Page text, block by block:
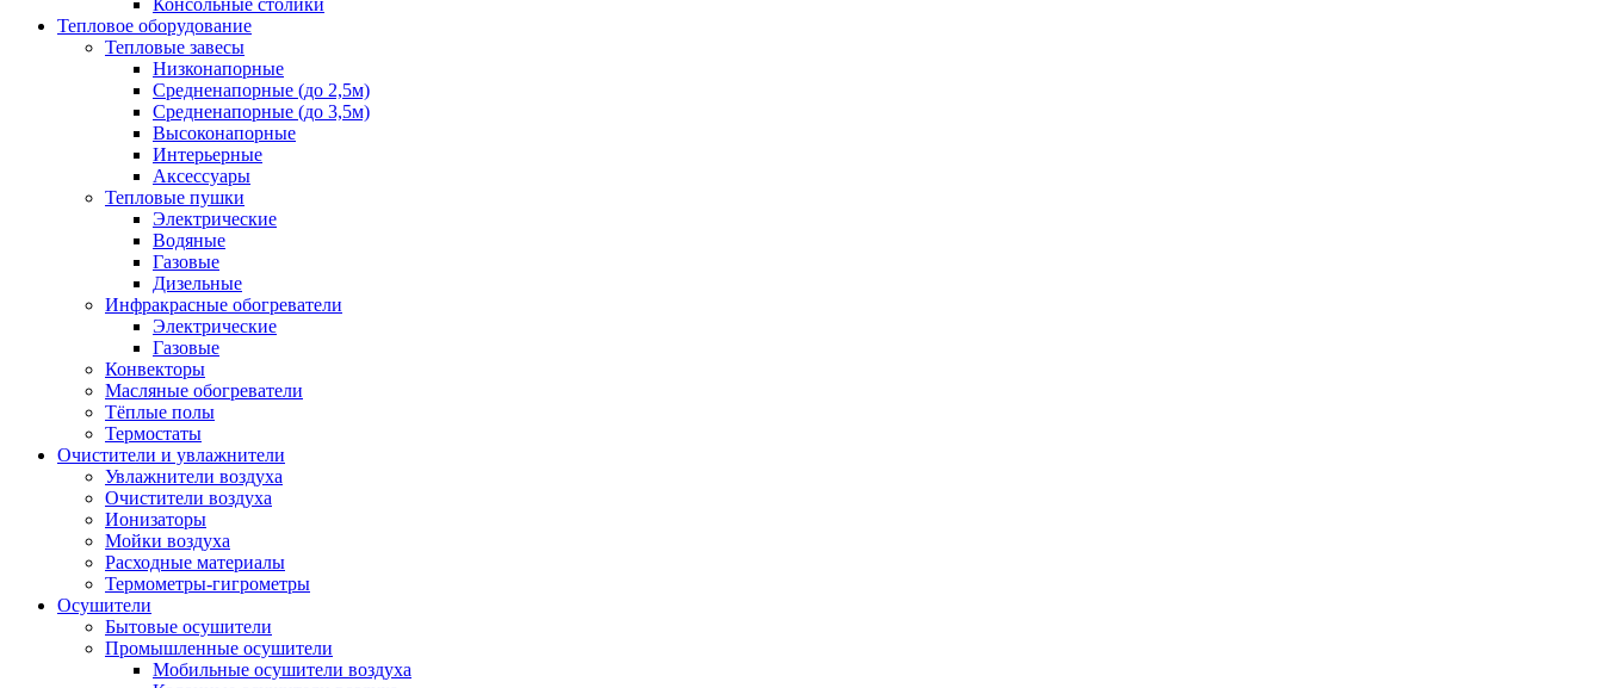
Тепловое оборудование
Тепловые завесы
Низконапорные
Средненапорные (до 2,5м)
Средненапорные (до 3,5м)
Высоконапорные
Интерьерные
Аксессуары
Тепловые пушки
Электрические
Водяные
Газовые
Дизельные
Инфракрасные обогреватели
Электрические
Газовые
Конвекторы
Масляные обогреватели
Тёплые полы
Термостаты
Очистители и увлажнители
Увлажнители воздуха
Очистители воздуха
Ионизаторы
Мойки воздуха
Расходные материалы
Термометры-гигрометры
Осушители
Бытовые осушители
Промышленные осушители
Мобильные осушители воздуха